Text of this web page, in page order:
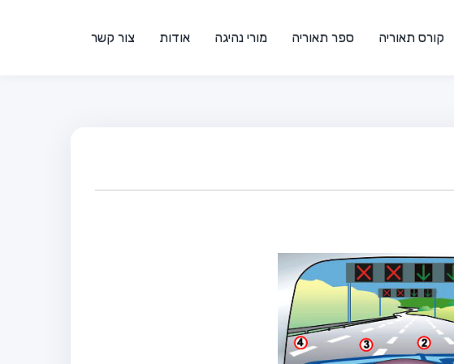
קורס תאוריה ספר תאוריה מורי נהיגה אודות צור קשר